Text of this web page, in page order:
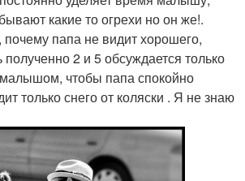
какие то огрехи но он же!.
почему папа не видит хорошего,
полученно 2 и 5 обсуждается только
чтобы папа спокойно
только снего от коляски . Я не знаю